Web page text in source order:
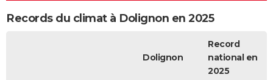
Records du climat à Dolignon en 2025
Dolignon
Record
national en
2025